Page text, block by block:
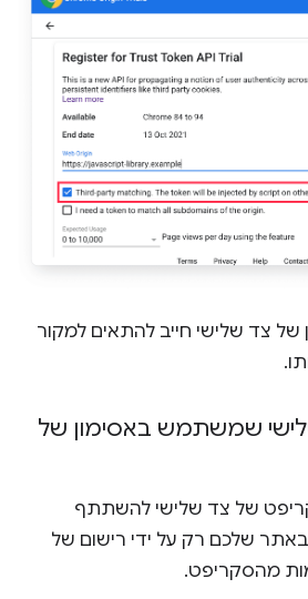
של צד שלישי חייב להתאים למקור
שמשתמש באסימון של
של צד שלישי להשתתף
באתר שלכם רק על ידי רישום של
מהסקריפט.